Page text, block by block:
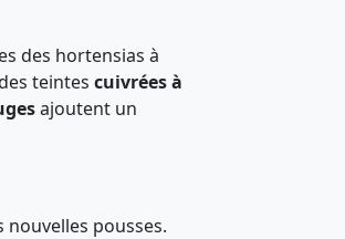
des hortensias à
teintes cuivrées à
ajoutent un
nouvelles pousses.